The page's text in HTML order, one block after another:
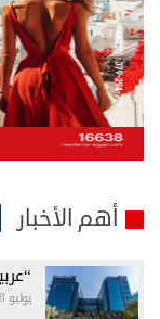
أهم الأخبار
يوليو 28, 2026